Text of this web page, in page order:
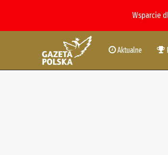
Wsparcie
Aktualne